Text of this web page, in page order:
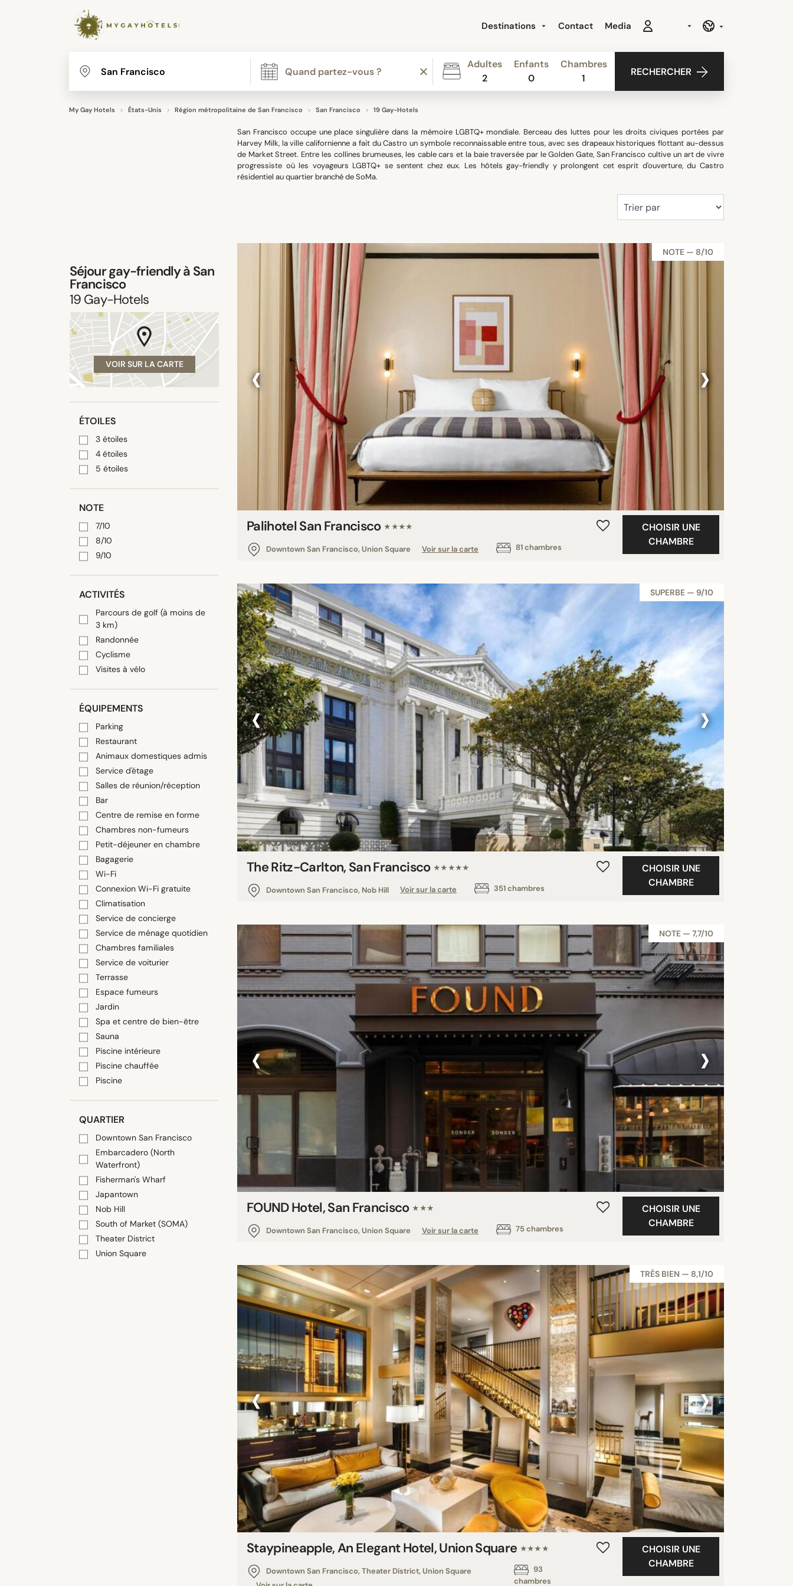
Destinations Contact Media
Adultes
2
Enfants
0
Chambres
1
RECHERCHER
My Gay Hotels États-Unis Région métropolitaine de San Francisco San Francisco 19 Gay-Hotels
Séjour gay-friendly à San
Francisco
19 Gay-Hotels
VOIR SUR LA CARTE
ÉTOILES
3 étoiles
4 étoiles
5 étoiles
NOTE
7/10
8/10
9/10
ACTIVITÉS
Parcours de golf (à moins de
3 km)
Randonnée
Cyclisme
Visites à vélo
ÉQUIPEMENTS
Parking
Restaurant
Animaux domestiques admis
Service d'étage
Salles de réunion/réception
Bar
Centre de remise en forme
Chambres non-fumeurs
Petit-déjeuner en chambre
Bagagerie
Wi-Fi
Connexion Wi-Fi gratuite
Climatisation
Service de concierge
Service de ménage quotidien
Chambres familiales
Service de voiturier
Terrasse
Espace fumeurs
Jardin
Spa et centre de bien-être
Sauna
Piscine intérieure
Piscine chauffée
Piscine
QUARTIER
Downtown San Francisco
Embarcadero (North
Waterfront)
Fisherman's Wharf
Japantown
Nob Hill
South of Market (SOMA)
Theater District
Union Square
San Francisco occupe une place singulière dans la mémoire LGBTQ+ mondiale. Berceau des luttes pour les droits civiques portées par
Harvey Milk, la ville californienne a fait du Castro un symbole reconnaissable entre tous, avec ses drapeaux historiques flottant au-dessus
de Market Street. Entre les collines brumeuses, les cable cars et la baie traversée par le Golden Gate, San Francisco cultive un art de vivre
progressiste où les voyageurs LGBTQ+ se sentent chez eux. Les hôtels gay-friendly y prolongent cet esprit d'ouverture, du Castro
résidentiel au quartier branché de SoMa.
NOTE — 8/10
‹ ›
Palihotel San Francisco ★★★★
Downtown San Francisco, Union Square Voir sur la carte 81 chambres
CHOISIR UNE
CHAMBRE
SUPERBE — 9/10
‹ ›
The Ritz-Carlton, San Francisco ★★★★★
Downtown San Francisco, Nob Hill Voir sur la carte 351 chambres
CHOISIR UNE
CHAMBRE
NOTE — 7,7/10
‹ ›
FOUND Hotel, San Francisco ★★★
Downtown San Francisco, Union Square Voir sur la carte 75 chambres
CHOISIR UNE
CHAMBRE
TRÈS BIEN — 8,1/10
‹ ›
Staypineapple, An Elegant Hotel, Union Square ★★★★
Downtown San Francisco, Theater District, Union Square
93
chambres
CHOISIR UNE
CHAMBRE